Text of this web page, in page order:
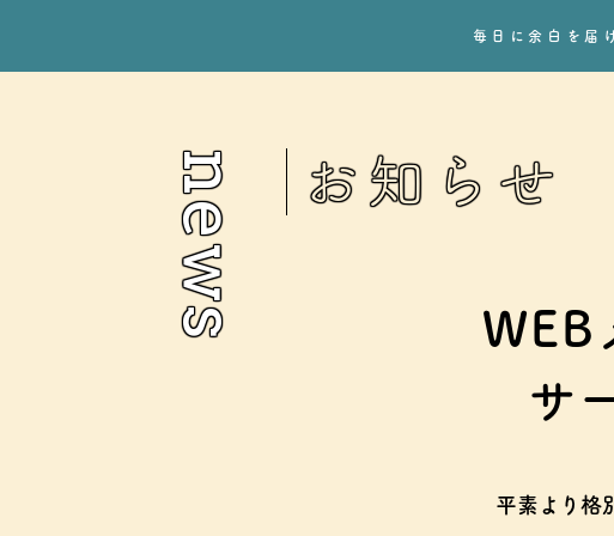
毎日に余白を 届
news お知らせ
WEB
サ
平素より格